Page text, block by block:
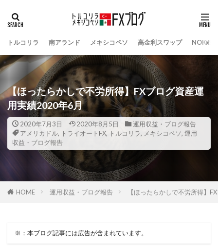
トルコリラ 南アランド メキシコペソ 高金利スワップ NOK/
【ほったらかしで不労所得】FXブログ資産運
用実績2020年6月
2020年7月3日 2020年8月5日
運用収益・ブログ報告
アメリカドル, トライオートFX, トルコリラ, メキシコペソ, 運用
収益・ブログ報告
HOME 運用収益・ブログ報告 【ほったらかしで不労所得】
※：本ブログ記事には広告が含まれています。